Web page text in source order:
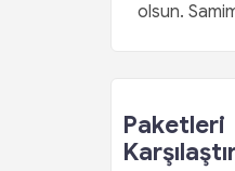
olsun.
Paketleri